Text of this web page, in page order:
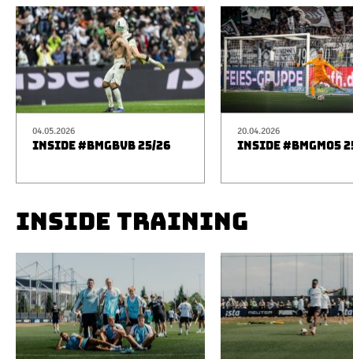
04.05.2026
INSIDE #BMGBVB 25/26
20.04.2026
INSIDE #BMGM05
INSIDE TRAINING